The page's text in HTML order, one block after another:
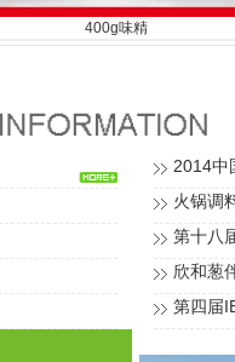
400g味精
2014中
火锅调
第十八
欣和葱
第四届